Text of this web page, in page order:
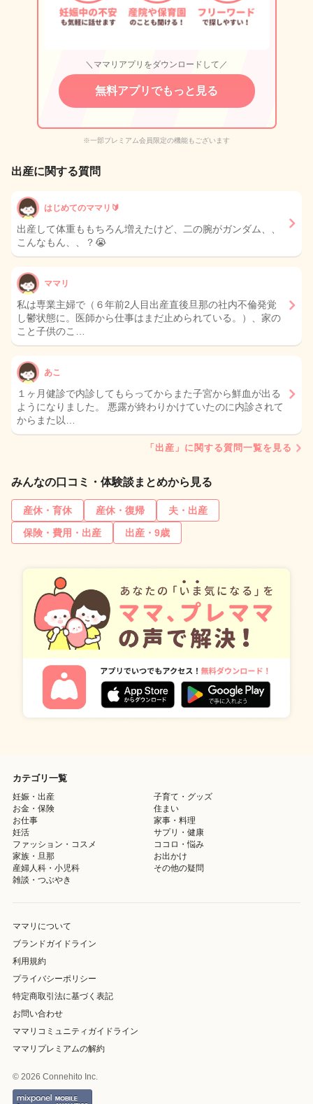
＼ママリアプリをダウンロードして／
無料アプリでもっと見る
※一部プレミアム会員限定の機能もございます
出産に関する質問
はじめてのママリ🔰
出産して体重ももちろん増えたけど、二の腕がガンダム、、
こんなもん、、？😭
ママリ
私は専業主婦で（６年前2人目出産直後旦那の社内不倫発覚
し鬱状態に。医師から仕事はまだ止められている。）、家の
こと子供のこ…
あこ
１ヶ月健診で内診してもらってからまた子宮から鮮血が出る
ようになりました。 悪露が終わりかけていたのに内診されて
からまた以…
「出産」に関する質問一覧を見る
みんなの口コミ・体験談まとめから見る
産休・育休 産休・復帰
夫・出産
保険・費用・出産
出産・9歳
カテゴリ一覧
妊娠・出産
子育て・グッズ
お金・保険
住まい
お仕事
家事・料理
妊活
サプリ・健康
ファッション・コスメ
ココロ・悩み
家族・旦那
お出かけ
産婦人科・小児科
その他の疑問
雑談・つぶやき
ママリについて
ブランドガイドライン
利用規約
プライバシーポリシー
特定商取引法に基づく表記
お問い合わせ
ママリコミュニティガイドライン
ママリプレミアムの解約
© 2026 Connehito Inc.